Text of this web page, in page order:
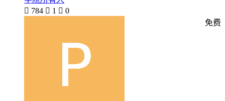
 784  1  0
免费